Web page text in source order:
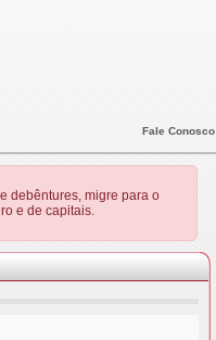
Fale Conosco
debêntures, migre para o
e de capitais.